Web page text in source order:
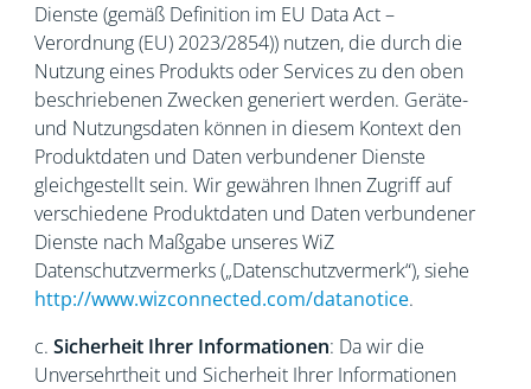
Dienste (gemäß Definition im EU Data Act –
Verordnung (EU) 2023/2854)) nutzen, die durch die
Nutzung eines Produkts oder Services zu den oben
beschriebenen Zwecken generiert werden. Geräte-
und Nutzungsdaten können in diesem Kontext den
Produktdaten und Daten verbundener Dienste
gleichgestellt sein. Wir gewähren Ihnen Zugriff auf
verschiedene Produktdaten und Daten verbundener
Dienste nach Maßgabe unseres WiZ
Datenschutzvermerks („Datenschutzvermerk“), siehe
http://www.wizconnected.com/datanotice.
c. Sicherheit Ihrer Informationen: Da wir die
Unversehrtheit und Sicherheit Ihrer Informationen